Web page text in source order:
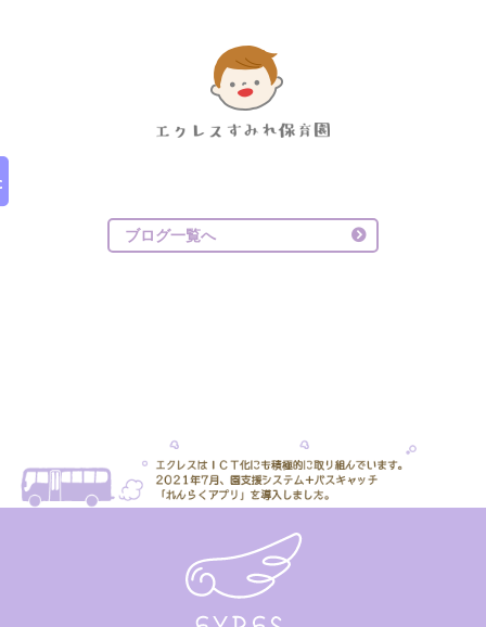
ブログ一覧へ